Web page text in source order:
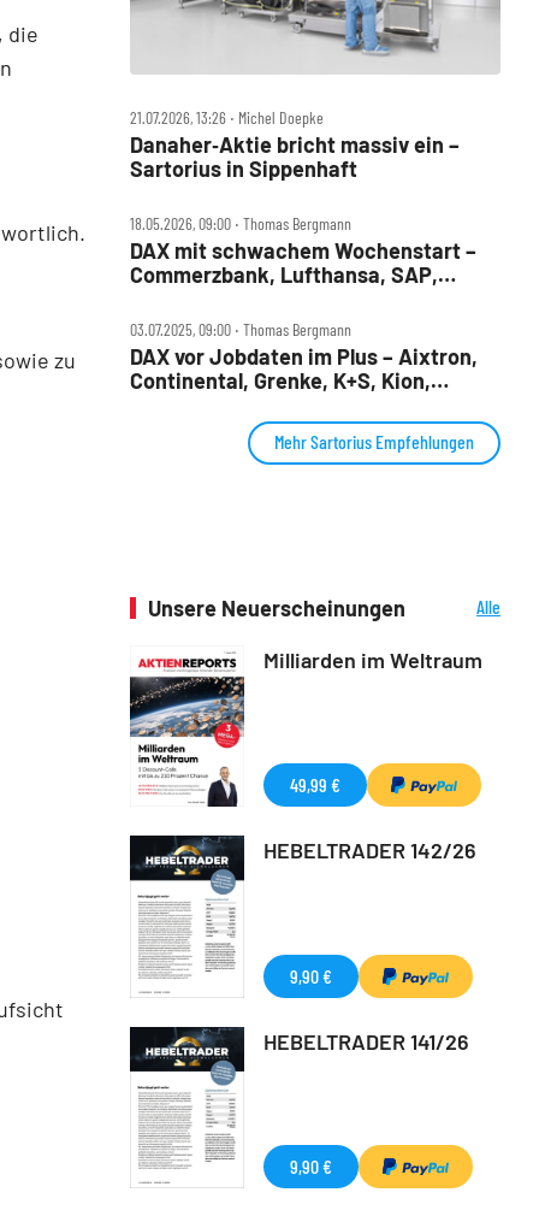
die
zu
21.07.2026, 13:26 ‧ Michel Doepke
Danaher‑Aktie bricht massiv ein –
Sartorius in Sippenhaft
18.05.2026, 09:00 ‧ Thomas Bergmann
DAX mit schwachem Wochenstart –
Commerzbank, Lufthansa, SAP,
Thyssenkrupp im Check
03.07.2025, 09:00 ‧ Thomas Bergmann
DAX vor Jobdaten im Plus – Aixtron,
Continental, Grenke, K+S, Kion,
Mehr Sartorius Empfehlungen
Unsere Neuerscheinungen
Alle
Milliarden im Weltraum
49,99 €
HEBELTRADER 142/26
9,90 €
HEBELTRADER 141/26
9,90 €